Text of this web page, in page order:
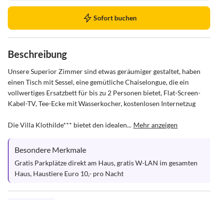
Sofort buchen
Beschreibung
Unsere Superior Zimmer sind etwas geräumiger gestaltet, haben
einen Tisch mit Sessel, eine gemütliche Chaiselongue, die ein
vollwertiges Ersatzbett für bis zu 2 Personen bietet, Flat-Screen-
Kabel-TV, Tee-Ecke mit Wasserkocher, kostenlosen Internetzug
Die Villa Klothilde*** bietet den idealen... Mehr anzeigen
Besondere Merkmale
Gratis Parkplätze direkt am Haus, gratis W-LAN im gesamten
Haus, Haustiere Euro 10,- pro Nacht